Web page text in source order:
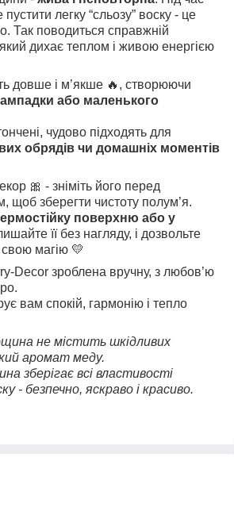
легку “сльозу” воску - це
Так поводиться справжній
дихає теплом і живою енергією
довше і м’якше 🔥, створюючи
або маленького
чудово підходять для
обрядів чи домашніх моментів
🎀 - зніміть його перед
щоб зберегти чистоту полум’я.
поверхню або у
її без нагляду, і дозвольте
магію 💛
Decor зроблена вручну, з любов’ю
вам спокій, гармонію і тепло
не містить шкідливих
аромат меду.
зберігає всі властивості
- безпечно, яскраво і красиво.